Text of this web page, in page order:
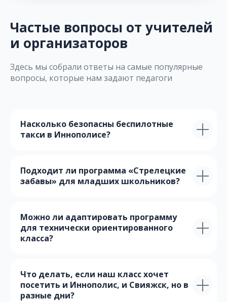
Частые вопросы от учителей
и организаторов
Здесь мы собрали ответы на самые популярные
вопросы, которые нам задают педагоги
Насколько безопасны беспилотные
такси в Иннополисе?
Подходит ли программа «Стрелецкие
забавы» для младших школьников?
Можно ли адаптировать программу
для технически ориентированного
класса?
Что делать, если наш класс хочет
посетить и Иннополис, и Свияжск, но в
разные дни?